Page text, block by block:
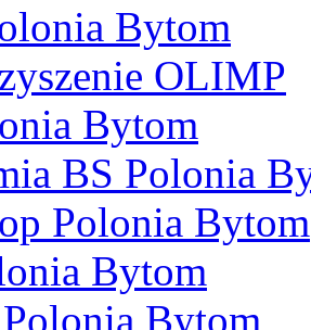
Bytom
OLIMP
Bytom
BS Polonia
Polonia Bytom
Bytom
Bytom